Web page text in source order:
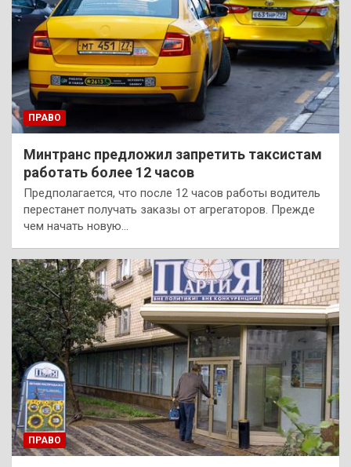
ПРАВО
Минтранс предложил запретить таксистам
работать более 12 часов
Предполагается, что после 12 часов работы водитель
перестанет получать заказы от агрегаторов. Прежде
чем начать новую…
ПРАВО